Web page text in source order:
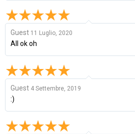
Guest 11 Luglio, 2020
All ok oh
Guest 4 Settembre, 2019
:)